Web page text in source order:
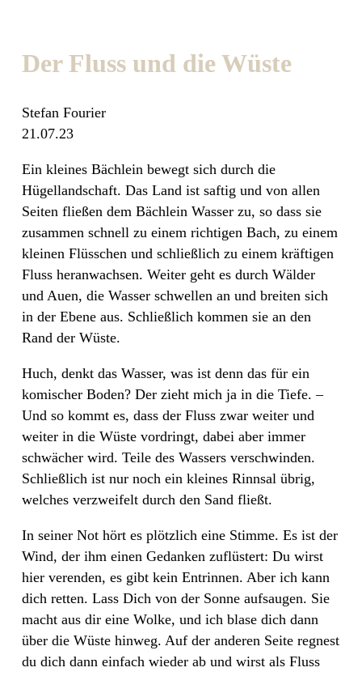
Der Fluss und die Wüste
Stefan Fourier
21.07.23
Ein kleines Bächlein bewegt sich durch die
Hügellandschaft. Das Land ist saftig und von allen
Seiten fließen dem Bächlein Wasser zu, so dass sie
zusammen schnell zu einem richtigen Bach, zu einem
kleinen Flüsschen und schließlich zu einem kräftigen
Fluss heranwachsen. Weiter geht es durch Wälder
und Auen, die Wasser schwellen an und breiten sich
in der Ebene aus. Schließlich kommen sie an den
Rand der Wüste.
Huch, denkt das Wasser, was ist denn das für ein
komischer Boden? Der zieht mich ja in die Tiefe. –
Und so kommt es, dass der Fluss zwar weiter und
weiter in die Wüste vordringt, dabei aber immer
schwächer wird. Teile des Wassers verschwinden.
Schließlich ist nur noch ein kleines Rinnsal übrig,
welches verzweifelt durch den Sand fließt.
In seiner Not hört es plötzlich eine Stimme. Es ist der
Wind, der ihm einen Gedanken zuflüstert: Du wirst
hier verenden, es gibt kein Entrinnen. Aber ich kann
dich retten. Lass Dich von der Sonne aufsaugen. Sie
macht aus dir eine Wolke, und ich blase dich dann
über die Wüste hinweg. Auf der anderen Seite regnest
du dich dann einfach wieder ab und wirst als Fluss